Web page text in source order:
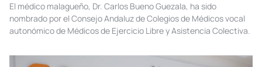
El médico malagueño, Dr. Carlos Bueno Guezala, ha sido
nombrado por el Consejo Andaluz de Colegios de Médicos vocal
autonómico de Médicos de Ejercicio Libre y Asistencia Colectiva.